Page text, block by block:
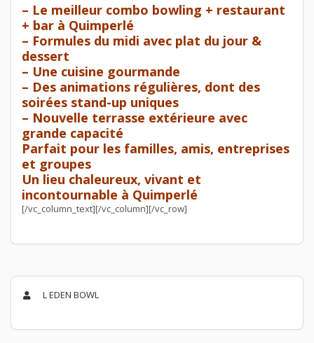
– Le meilleur combo bowling + restaurant
+ bar à Quimperlé
– Formules du midi avec plat du jour &
dessert
– Une cuisine gourmande
– Des animations régulières, dont des
soirées stand-up uniques
– Nouvelle terrasse extérieure avec
grande capacité
Parfait pour les familles, amis, entreprises
et groupes
Un lieu chaleureux, vivant et
incontournable à Quimperlé
[/vc_column_text][/vc_column][/vc_row]
L EDEN BOWL